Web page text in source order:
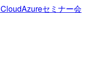
Azureセミナー会